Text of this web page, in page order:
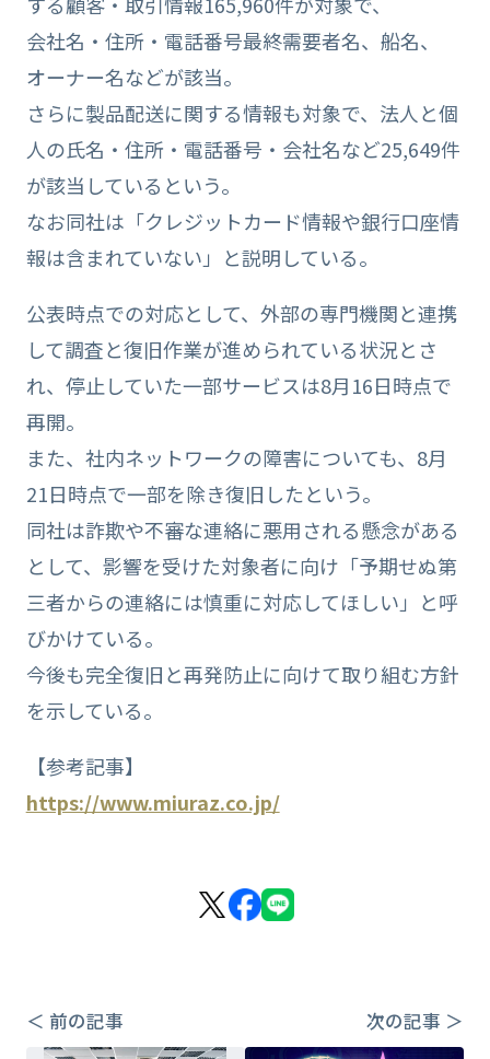
会社名・住所・電話番号最終需要者名、船名、
オーナー名などが該当。
さらに製品配送に関する情報も対象で、法人と個
人の氏名・住所・電話番号・会社名など25,649件
が該当しているという。
なお同社は「クレジットカード情報や銀行口座情
報は含まれていない」と説明している。
公表時点での対応として、外部の専門機関と連携
して調査と復旧作業が進められている状況とさ
れ、停止していた一部サービスは8月16日時点で
再開。
また、社内ネットワークの障害についても、8月
21日時点で一部を除き復旧したという。
同社は詐欺や不審な連絡に悪用される懸念がある
として、影響を受けた対象者に向け「予期せぬ第
三者からの連絡には慎重に対応してほしい」と呼
びかけている。
今後も完全復旧と再発防止に向けて取り組む方針
を示している。
【参考記事】
https://www.miuraz.co.jp/
＜ 前の記事 次の記事 ＞